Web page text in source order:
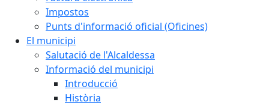
Impostos
Punts d'informació oficial (Oficines)
El municipi
Salutació de l'Alcaldessa
Informació del municipi
Introducció
Història